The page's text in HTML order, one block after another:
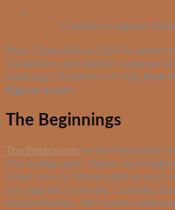
Cranberry-Ingwer
Fazit: Gemütliches Café in einem
Getränken und lekeren veganen
Leistungs-Verhältnis ist top! Eine
Riga zu essen.
The Beginnings
The Beginnings ist ein Franchise
Mal in Riga gibt. Neben der
Essen und zu Trinken gibt es auch
mit eigenen Granolas, Cookies,
Köstlichkeiten. Wir waren